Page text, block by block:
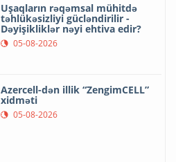
Uşaqların rəqəmsal mühitdə
təhlükəsizliyi gücləndirilir -
Dəyişikliklər nəyi ehtiva edir?
05-08-2026
Azercell-dən illik “ZengimCELL”
xidməti
05-08-2026